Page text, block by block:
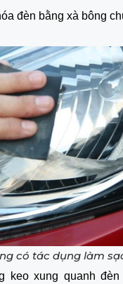
đèn bằng xà bông
có tác dụng làm
keo xung quanh